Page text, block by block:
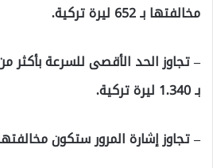
مخالفتها بـ 652 ليرة تركية.
بـ 1.340 ليرة تركية.
– تجاوز إشارة المرور ستكون مخالفتها بـ 314 ليرة